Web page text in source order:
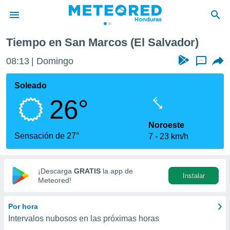
de
ha sido
calidad.
a este
las
y
digital
basada
Tiempo en San Marcos (El Salvador)
08:13 Domingo ...
Soleado
26°
Sensación de 27°
Noroeste
7
23 km/h
¡Descarga GRATIS la app de
Meteored!
Instalar
Por hora
Intervalos nubosos en las próximas horas